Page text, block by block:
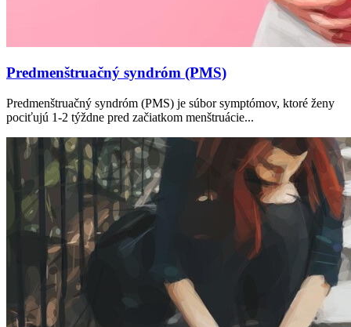
Predmenštruačný syndróm (PMS)
Predmenštruačný syndróm (PMS) je súbor symptómov, ktoré ženy
pociťujú 1-2 týždne pred začiatkom menštruácie...